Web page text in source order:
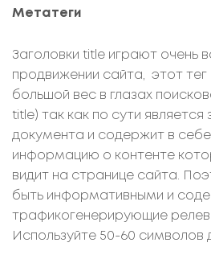
Метатеги
Заголовки title играют очень
продвижении сайта, этот
большой вес в глазах
title) так как по сути является
документа и содержит в
информацию о контенте
видит на странице сайта.
быть информативными и
трафикогенерирующие
Используйте 50-60 символов